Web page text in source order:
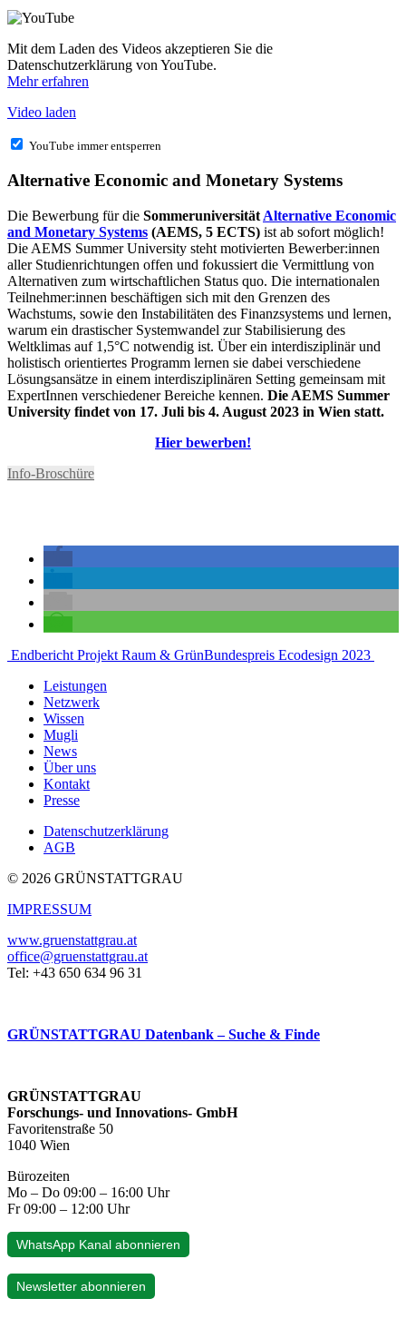
Mit dem Laden des Videos akzeptieren Sie die
Datenschutzerklärung von YouTube.
Mehr erfahren
Video laden
YouTube immer entsperren
Alternative Economic and Monetary Systems
Die Bewerbung für die Sommeruniversität Alternative Economic
and Monetary Systems (AEMS, 5 ECTS) ist ab sofort möglich!
Die AEMS Summer University steht motivierten Bewerber:innen
aller Studienrichtungen offen und fokussiert die Vermittlung von
Alternativen zum wirtschaftlichen Status quo. Die internationalen
Teilnehmer:innen beschäftigen sich mit den Grenzen des
Wachstums, sowie den Instabilitäten des Finanzsystems und lernen,
warum ein drastischer Systemwandel zur Stabilisierung des
Weltklimas auf 1,5°C notwendig ist. Über ein interdisziplinär und
holistisch orientiertes Programm lernen sie dabei verschiedene
Lösungsansätze in einem interdisziplinären Setting gemeinsam mit
ExpertInnen verschiedener Bereiche kennen. Die AEMS Summer
University findet von 17. Juli bis 4. August 2023 in Wien statt.
Hier bewerben!
Info-Broschüre
Beitragsnavigation
Endbericht Projekt Raum & GrünBundespreis Ecodesign 2023
Leistungen
Netzwerk
Wissen
Mugli
News
Über uns
Kontakt
Presse
Datenschutzerklärung
AGB
© 2026 GRÜNSTATTGRAU
IMPRESSUM
www.gruenstattgrau.at
office@gruenstattgrau.at
Tel: +43 650 634 96 31
GRÜNSTATTGRAU Datenbank – Suche & Finde
GRÜNSTATTGRAU
Forschungs- und Innovations- GmbH
Favoritenstraße 50
1040 Wien
Bürozeiten
Mo – Do 09:00 – 16:00 Uhr
Fr 09:00 – 12:00 Uhr
WhatsApp Kanal abonnieren
Newsletter abonnieren